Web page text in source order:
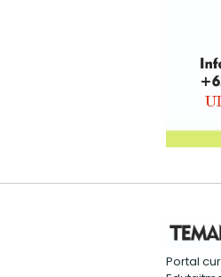
Portal